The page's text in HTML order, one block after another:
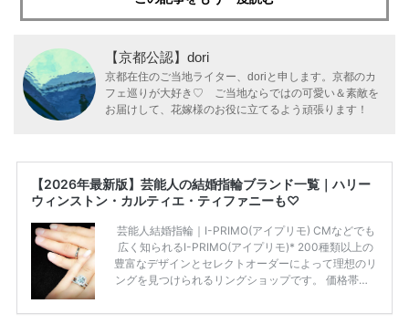
【京都公認】dori
京都在住のご当地ライター、doriと申します。京都のカ
フェ巡りが大好き♡ ご当地ならではの可愛い＆素敵を
お届けして、花嫁様のお役に立てるよう頑張ります！
【2026年最新版】芸能人の結婚指輪ブランド一覧｜ハリー
ウィンストン・カルティエ・ティファニーも♡
芸能人結婚指輪｜I-PRIMO(アイプリモ) CMなどでも
広く知られるI-PRIMO(アイプリモ)* 200種類以上の
豊富なデザインとセレクトオーダーによって理想のリ
ングを見つけられるリングショップです。 価格帯は2
入が可能♩ コスパ的にも20代の若い夫婦に人気のよ